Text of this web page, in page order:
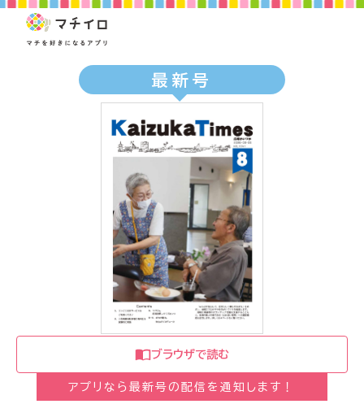
最新号
ブラウザで読む
アプリなら最新号の配信を通知します！